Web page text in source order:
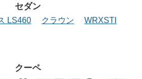
セダン
LS460 クラウン
WRXSTI
クーペ